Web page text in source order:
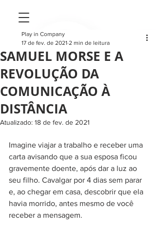
SAMUEL MORSE E A
REVOLUÇÃO DA
COMUNICAÇÃO À
DISTÂNCIA
Play in Company
17 de fev. de 2021 2 min de leitura
Atualizado: 18 de fev. de 2021
Imagine viajar a trabalho e receber uma
carta avisando que a sua esposa ficou
gravemente doente, após dar a luz ao
seu filho. Cavalgar por 4 dias sem parar
e, ao chegar em casa, descobrir que ela
havia morrido, antes mesmo de você
receber a mensagem.